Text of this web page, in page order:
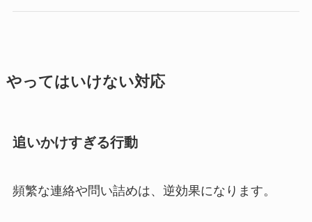
やってはいけない対応
追いかけすぎる行動
頻繁な連絡や問い詰めは、逆効果になります。